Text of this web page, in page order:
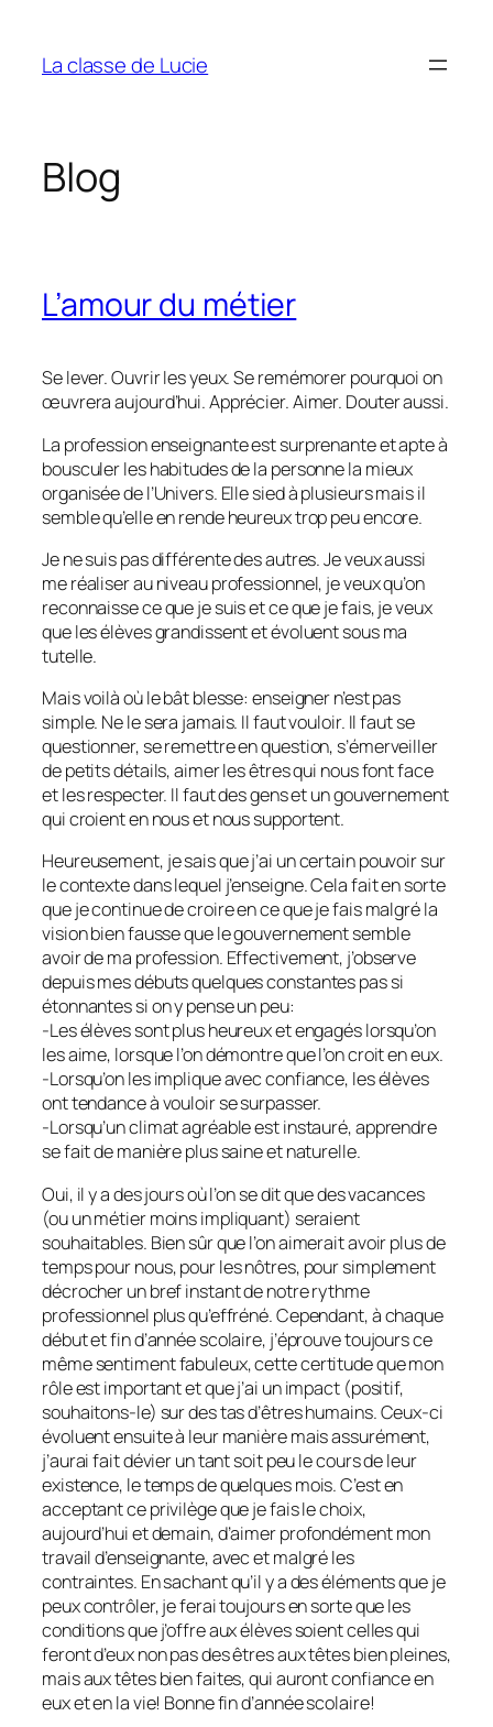
contenu
La classe de Lucie
Blog
L’amour du métier
Se lever. Ouvrir les yeux. Se remémorer pourquoi on
œuvrera aujourd’hui. Apprécier. Aimer. Douter aussi.
La profession enseignante est surprenante et apte à
bousculer les habitudes de la personne la mieux
organisée de l’Univers. Elle sied à plusieurs mais il
semble qu’elle en rende heureux trop peu encore.
Je ne suis pas différente des autres. Je veux aussi
me réaliser au niveau professionnel, je veux qu’on
reconnaisse ce que je suis et ce que je fais, je veux
que les élèves grandissent et évoluent sous ma
tutelle.
Mais voilà où le bât blesse: enseigner n’est pas
simple. Ne le sera jamais. Il faut vouloir. Il faut se
questionner, se remettre en question, s’émerveiller
de petits détails, aimer les êtres qui nous font face
et les respecter. Il faut des gens et un gouvernement
qui croient en nous et nous supportent.
Heureusement, je sais que j’ai un certain pouvoir sur
le contexte dans lequel j’enseigne. Cela fait en sorte
que je continue de croire en ce que je fais malgré la
vision bien fausse que le gouvernement semble
avoir de ma profession. Effectivement, j’observe
depuis mes débuts quelques constantes pas si
étonnantes si on y pense un peu:
-Les élèves sont plus heureux et engagés lorsqu’on
les aime, lorsque l’on démontre que l’on croit en eux.
-Lorsqu’on les implique avec confiance, les élèves
ont tendance à vouloir se surpasser.
-Lorsqu’un climat agréable est instauré, apprendre
se fait de manière plus saine et naturelle.
Oui, il y a des jours où l’on se dit que des vacances
(ou un métier moins impliquant) seraient
souhaitables. Bien sûr que l’on aimerait avoir plus de
temps pour nous, pour les nôtres, pour simplement
décrocher un bref instant de notre rythme
professionnel plus qu’effréné. Cependant, à chaque
début et fin d’année scolaire, j’éprouve toujours ce
même sentiment fabuleux, cette certitude que mon
rôle est important et que j’ai un impact (positif,
souhaitons-le) sur des tas d’êtres humains. Ceux-ci
évoluent ensuite à leur manière mais assurément,
j’aurai fait dévier un tant soit peu le cours de leur
existence, le temps de quelques mois. C’est en
acceptant ce privilège que je fais le choix,
aujourd’hui et demain, d’aimer profondément mon
travail d’enseignante, avec et malgré les
contraintes. En sachant qu’il y a des éléments que je
peux contrôler, je ferai toujours en sorte que les
conditions que j’offre aux élèves soient celles qui
feront d’eux non pas des êtres aux têtes bien pleines,
mais aux têtes bien faites, qui auront confiance en
eux et en la vie! Bonne fin d’année scolaire!